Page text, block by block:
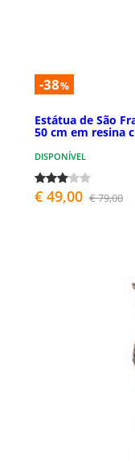
-38%
Estátua de São
50 cm em resina
DISPONÍVEL
€ 49,00 € 79,00